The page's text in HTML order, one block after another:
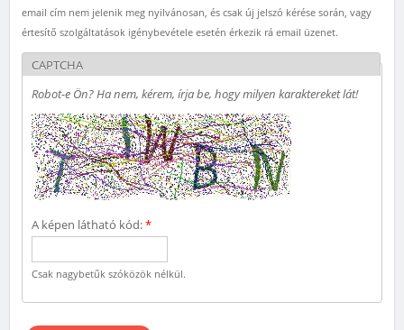
email cím nem jelenik meg nyilvánosan, és csak új jelszó kérése során, vagy
értesítő szolgáltatások igénybevétele esetén érkezik rá email üzenet.
CAPTCHA
Robot-e Ön? Ha nem, kérem, írja be, hogy milyen karaktereket lát!
A képen látható kód:*
Csak nagybetűk szóközök nélkül.